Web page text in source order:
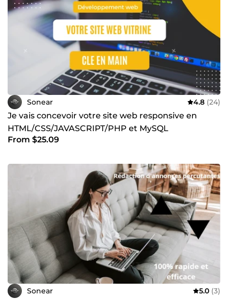
Sonear 4.8 (24)
Je vais concevoir votre site web responsive en
HTML/CSS/JAVASCRIPT/PHP et MySQL
From $25.09
Sonear 5.0 (3)